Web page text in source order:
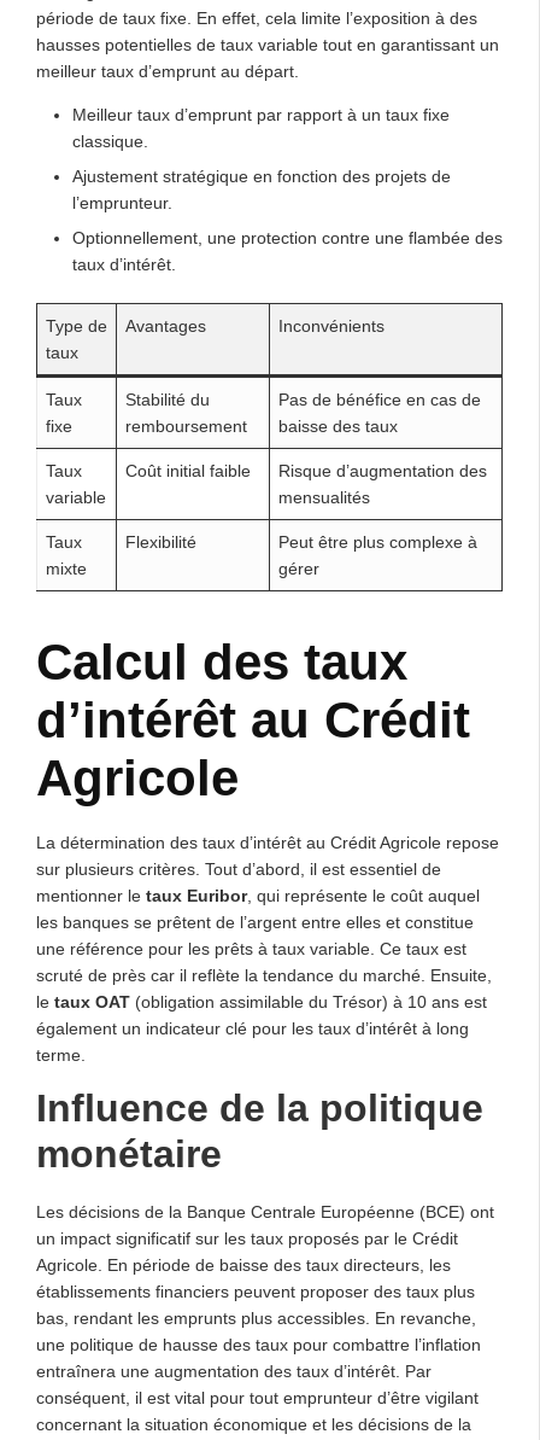
période de taux fixe. En effet, cela limite l’exposition à des
hausses potentielles de taux variable tout en garantissant un
meilleur taux d’emprunt au départ.
Meilleur taux d’emprunt par rapport à un taux fixe
classique.
Ajustement stratégique en fonction des projets de
l’emprunteur.
Optionnellement, une protection contre une flambée des
taux d’intérêt.
Type de
taux
Avantages Inconvénients
Taux
fixe
Stabilité du
remboursement
Pas de bénéfice en cas de
baisse des taux
Taux
variable
Coût initial faible
Risque d’augmentation des
mensualités
Taux
mixte
Flexibilité
Peut être plus complexe à
gérer
Calcul des taux
d’intérêt au Crédit
Agricole
La détermination des taux d’intérêt au Crédit Agricole repose
sur plusieurs critères. Tout d’abord, il est essentiel de
mentionner le taux Euribor, qui représente le coût auquel
les banques se prêtent de l’argent entre elles et constitue
une référence pour les prêts à taux variable. Ce taux est
scruté de près car il reflète la tendance du marché. Ensuite,
le taux OAT (obligation assimilable du Trésor) à 10 ans est
également un indicateur clé pour les taux d’intérêt à long
terme.
Influence de la politique
monétaire
Les décisions de la Banque Centrale Européenne (BCE) ont
un impact significatif sur les taux proposés par le Crédit
Agricole. En période de baisse des taux directeurs, les
établissements financiers peuvent proposer des taux plus
bas, rendant les emprunts plus accessibles. En revanche,
une politique de hausse des taux pour combattre l’inflation
entraînera une augmentation des taux d’intérêt. Par
conséquent, il est vital pour tout emprunteur d’être vigilant
concernant la situation économique et les décisions de la